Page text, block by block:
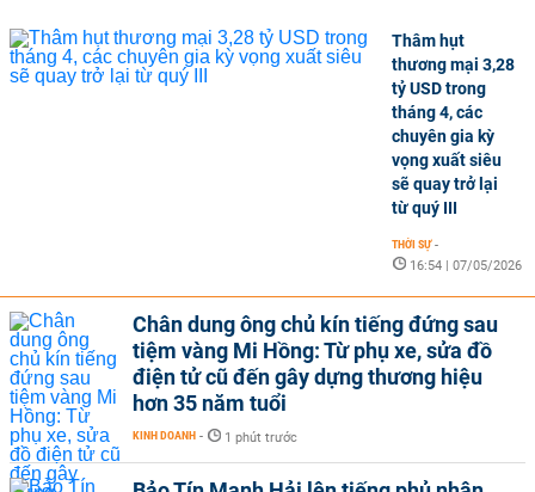
Thâm hụt
thương mại 3,28
tỷ USD trong
tháng 4, các
chuyên gia kỳ
vọng xuất siêu
sẽ quay trở lại
từ quý III
THỜI SỰ -
16:54 | 07/05/2026
Chân dung ông chủ kín tiếng đứng sau
tiệm vàng Mi Hồng: Từ phụ xe, sửa đồ
điện tử cũ đến gây dựng thương hiệu
hơn 35 năm tuổi
KINH DOANH - 1 phút trước